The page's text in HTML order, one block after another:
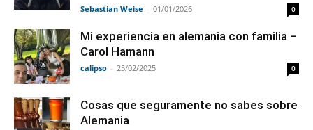
Sebastian Weise - 01/01/2026 0
Mi experiencia en alemania con familia –
Carol Hamann
calipso - 25/02/2025 0
Cosas que seguramente no sabes sobre
Alemania